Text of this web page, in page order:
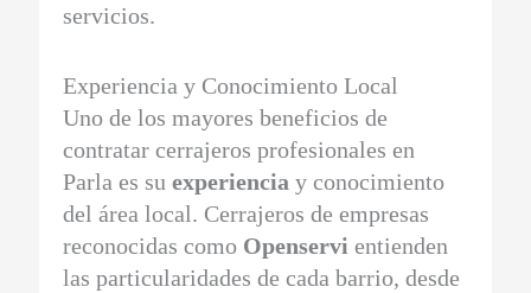
servicios.
Experiencia y Conocimiento Local
Uno de los mayores beneficios de
contratar cerrajeros profesionales en
Parla es suexperiencia y conocimiento
del área local. Cerrajeros de empresas
reconocidas como Openservi entienden
las particularidades de cada barrio, desde